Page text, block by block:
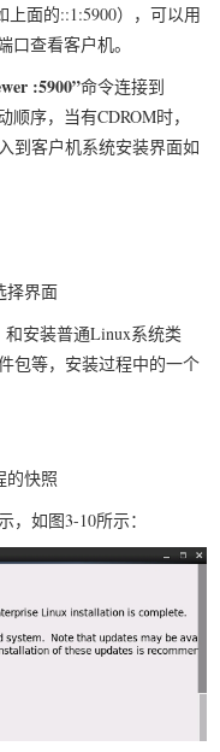
上面的::1:5900），可以用
查看客户机。
:5900”命令连接到
序，当有CDROM时，
到客户机系统安装界面如
择界面
安装普通Linux系统类
包等，安装过程中的一个
的快照
如图3-10所示：